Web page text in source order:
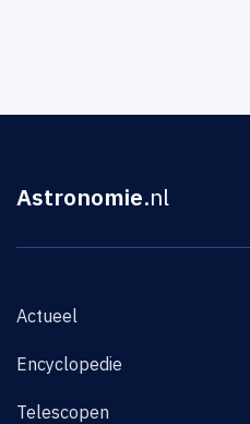
Astronomie.nl
Actueel
Encyclopedie
Telescopen